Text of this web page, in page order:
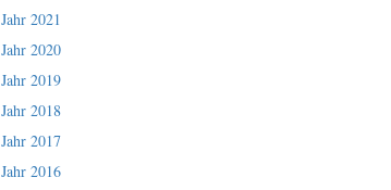
Jahr 2021
Jahr 2020
Jahr 2019
Jahr 2018
Jahr 2017
Jahr 2016